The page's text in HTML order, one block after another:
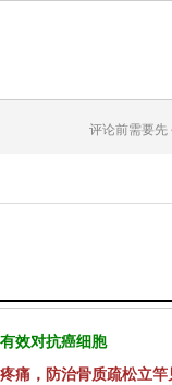
评论前需要先
效对抗癌细胞
痛，防治骨质疏松立竿